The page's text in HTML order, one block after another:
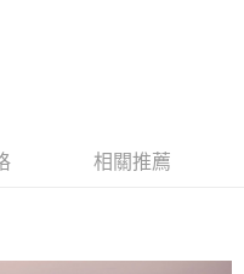
的支付方式。 讓您購物簡單
訊中的連結，可透過四大超商／
相關推薦